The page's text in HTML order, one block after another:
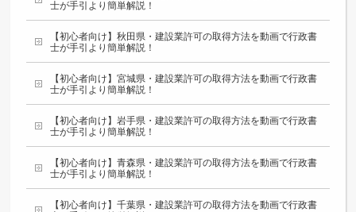
士が手引より簡単解説！
【初心者向け】秋田県・建設業許可の取得方法を動画で行政書
士が手引より簡単解説！
【初心者向け】宮城県・建設業許可の取得方法を動画で行政書
士が手引より簡単解説！
【初心者向け】岩手県・建設業許可の取得方法を動画で行政書
士が手引より簡単解説！
【初心者向け】青森県・建設業許可の取得方法を動画で行政書
士が手引より簡単解説！
【初心者向け】千葉県・建設業許可の取得方法を動画で行政書